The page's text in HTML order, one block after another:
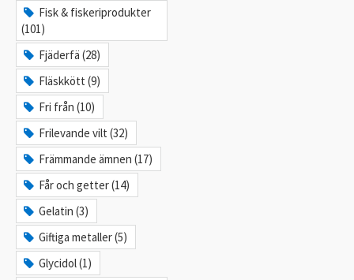
Fisk & fiskeriprodukter
(101)
Fjäderfä (28)
Fläskkött (9)
Fri från (10)
Frilevande vilt (32)
Främmande ämnen (17)
Får och getter (14)
Gelatin (3)
Giftiga metaller (5)
Glycidol (1)